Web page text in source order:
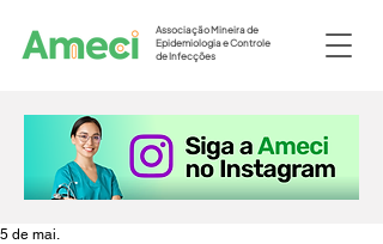
Associação Mineira de
Epidemiologia e Controle
de Infecções
5 de mai.